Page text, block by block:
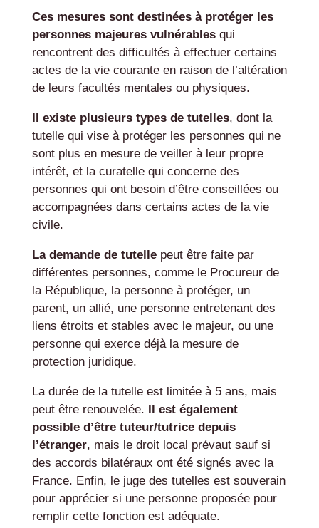
Ces mesures sont destinées à protéger les
personnes majeures vulnérablesqui
rencontrent des difficultés à effectuer certains
actes de la vie courante en raison de l’altération
de leurs facultés mentales ou physiques.
Il existe plusieurs types de tutelles, dont la
tutelle qui vise à protéger les personnes qui ne
sont plus en mesure de veiller à leur propre
intérêt, et la curatelle qui concerne des
personnes qui ont besoin d’être conseillées ou
accompagnées dans certains actes de la vie
civile.
La demande de tutellepeut être faite par
différentes personnes, comme le Procureur de
la République, la personne à protéger, un
parent, un allié, une personne entretenant des
liens étroits et stables avec le majeur, ou une
personne qui exerce déjà la mesure de
protection juridique.
La durée de la tutelle est limitée à 5 ans, mais
peut être renouvelée.
Il est également
possible d’être tuteur/tutrice depuis
l’étranger, mais le droit local prévaut sauf si
des accords bilatéraux ont été signés avec la
France. Enfin, le juge des tutelles est souverain
pour apprécier si une personne proposée pour
remplir cette fonction est adéquate.